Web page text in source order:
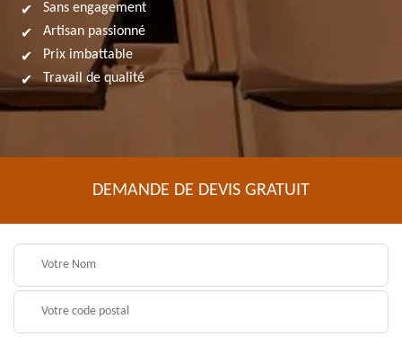
Sans engagement
Artisan passionné
Prix imbattable
Travail de qualité
DEMANDE DE DEVIS GRATUIT